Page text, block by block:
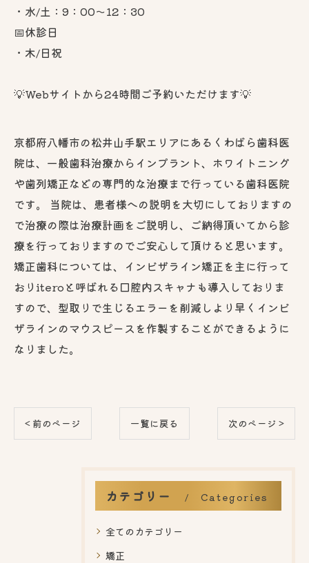
・水/土：9：00～12：30
📅休診日
・木/日祝
💡Webサイトから24時間ご予約いただけます💡
京都府八幡市の松井山手駅エリアにあるくわばら歯科医
院は、一般歯科治療からインプラント、ホワイトニング
や歯列矯正などの専門的な治療まで行っている歯科医院
です。 当院は、患者様への説明を大切にしておりますの
で治療の際は治療計画をご説明し、ご納得頂いてから診
療を行っておりますのでご安心して頂けると思います。
矯正歯科については、インビザライン矯正を主に行って
おりiteroと呼ばれる口腔内スキャナも導入しておりま
すので、型取りで生じるエラーを削減しより早くインビ
ザラインのマウスピースを作製することができるように
なりました。
< 前のページ 一覧に戻る 次のページ >
カテゴリー Categories
全てのカテゴリー
矯正